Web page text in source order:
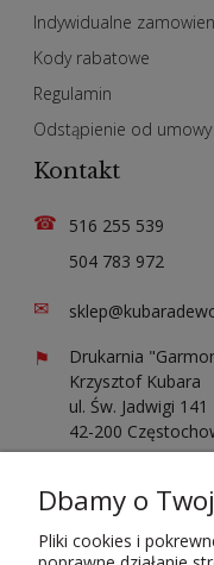
Indywidualne
Kody rabatowe
Regulamin
Odstąpienie od umowy
Kontakt
☎
516 255 539
504 783 972
✉
⚑
Drukarnia
Krzysztof Kubara
ul. Św. Jadwigi 141
42-200
Dbamy o
Pliki cookies i